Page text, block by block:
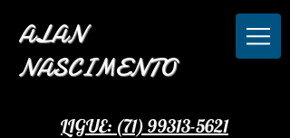
ALAN
NASCIMENTO
LIGUE: (71) 99313-5621